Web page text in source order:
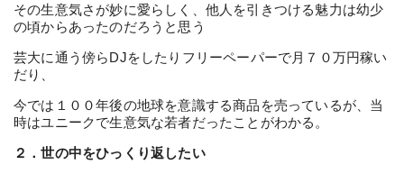
その生意気さが妙に愛らしく、他人を引きつける魅力は幼少
の頃からあったのだろうと思う
芸大に通う傍らDJをしたりフリーペーパーで月７０万円稼い
だり、
今では１００年後の地球を意識する商品を売っているが、当
時はユニークで生意気な若者だったことがわかる。
２．世の中をひっくり返したい